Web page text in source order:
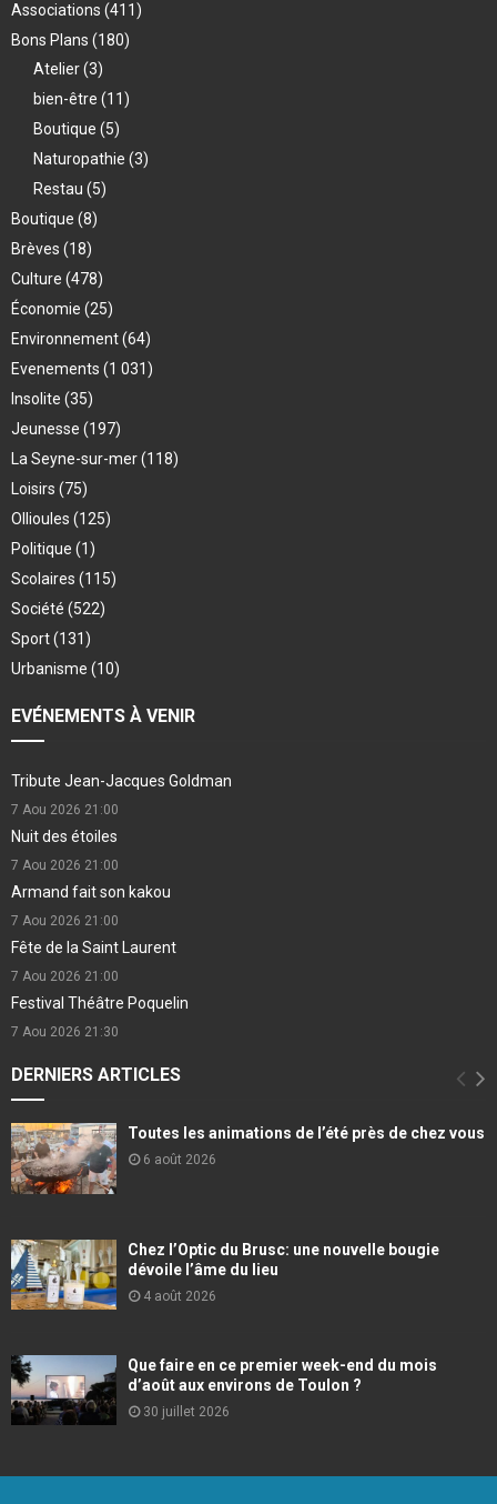
Associations (411)
Bons Plans (180)
Atelier(3)
bien-être (11)
Boutique (5)
Naturopathie (3)
Restau (5)
Boutique (8)
Brèves (18)
Culture (478)
Économie (25)
Environnement(64)
Evenements (1 031)
Insolite (35)
Jeunesse (197)
La Seyne-sur-mer(118)
Loisirs (75)
Ollioules (125)
Politique (1)
Scolaires (115)
Société (522)
Sport(131)
Urbanisme (10)
EVÉNEMENTS À VENIR
Tribute Jean-Jacques Goldman
7 Aou 2026 21:00
Nuit des étoiles
7 Aou 2026 21:00
Armand fait son kakou
7 Aou 2026 21:00
Fête de la Saint Laurent
7 Aou 2026 21:00
Festival Théâtre Poquelin
7 Aou 2026 21:30
DERNIERS ARTICLES
Toutes les animations de l’été près de chez vous
6 août 2026
Chez l’Optic du Brusc: une nouvelle bougie
dévoile l’âme du lieu
4 août 2026
Que faire en ce premier week-end du mois
d’août aux environs de Toulon ?
30 juillet 2026